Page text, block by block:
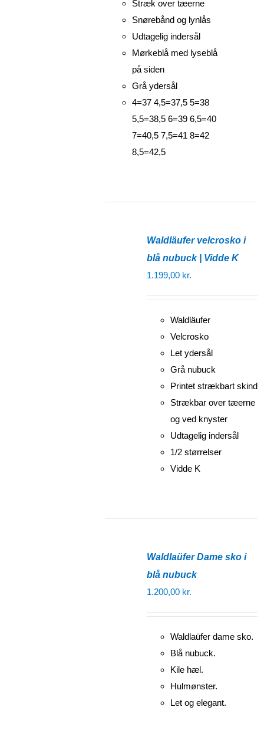
Stræk over tæerne
Snørebånd og lynlås
Udtagelig indersål
Mørkeblå med lyseblå
på siden
Grå ydersål
4=37 4,5=37,5 5=38
5,5=38,5 6=39 6,5=40
7=40,5 7,5=41 8=42
8,5=42,5
Waldläufer velcrosko i
blå nubuck | Vidde K
1.199,00 kr.
Waldläufer
Velcrosko
Let ydersål
Grå nubuck
Printet strækbart skind
Strækbar over tæerne
og ved knyster
Udtagelig indersål
1/2 størrelser
Vidde K
Waldlaüfer Dame sko i
blå nubuck
1.200,00 kr.
Waldlaüfer dame sko.
Blå nubuck.
Kile hæl.
Hulmønster.
Let og elegant.